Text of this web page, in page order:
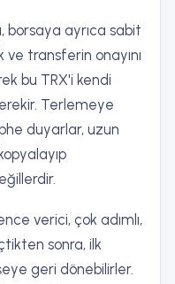
borsaya ayrıca sabit
transferin onayını
bu TRX'i kendi
Terlemeye
duyarlar, uzun
verici, çok adımlı,
sonra, ilk
geri dönebilirler.